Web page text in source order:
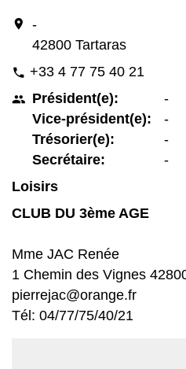
location_on
-
42800 Tartaras
phone +33 4 77 75 40 21
people Président(e):
Vice-président(e):
Trésorier(e):
Secrétaire:
-
-
-
-
Loisirs
CLUB DU 3ème AGE
Mme JAC Renée
1 Chemin des Vignes
pierrejac@orange.fr
Tél: 04/77/75/40/21